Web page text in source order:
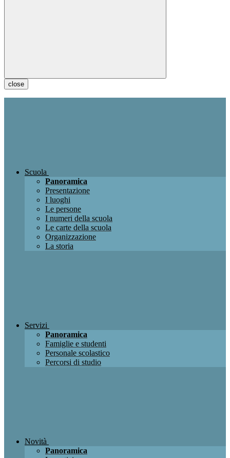
close
Scuola
Panoramica
Presentazione
I luoghi
Le persone
I numeri della scuola
Le carte della scuola
Organizzazione
La storia
Servizi
Panoramica
Famiglie e studenti
Personale scolastico
Percorsi di studio
Novità
Panoramica